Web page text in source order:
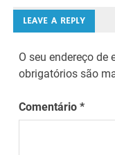
LEAVE A REPLY
O seu endereço de
obrigatórios são
Comentário*